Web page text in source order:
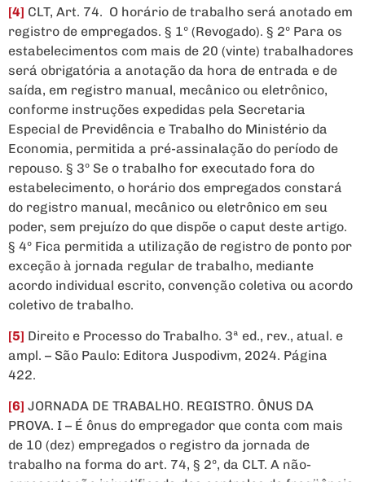
[4] CLT, Art. 74. O horário de trabalho será anotado em
registro de empregados. § 1º (Revogado). § 2º Para os
estabelecimentos com mais de 20 (vinte) trabalhadores
será obrigatória a anotação da hora de entrada e de
saída, em registro manual, mecânico ou eletrônico,
conforme instruções expedidas pela Secretaria
Especial de Previdência e Trabalho do Ministério da
Economia, permitida a pré-assinalação do período de
repouso. § 3º Se o trabalho for executado fora do
estabelecimento, o horário dos empregados constará
do registro manual, mecânico ou eletrônico em seu
poder, sem prejuízo do que dispõe o caput deste artigo.
§ 4º Fica permitida a utilização de registro de ponto por
exceção à jornada regular de trabalho, mediante
acordo individual escrito, convenção coletiva ou acordo
coletivo de trabalho.
[5] Direito e Processo do Trabalho. 3ª ed., rev., atual. e
ampl. – São Paulo: Editora Juspodivm, 2024. Página
422.
[6] JORNADA DE TRABALHO. REGISTRO. ÔNUS DA
PROVA. I – É ônus do empregador que conta com mais
de 10 (dez) empregados o registro da jornada de
trabalho na forma do art. 74, § 2º, da CLT. A não-